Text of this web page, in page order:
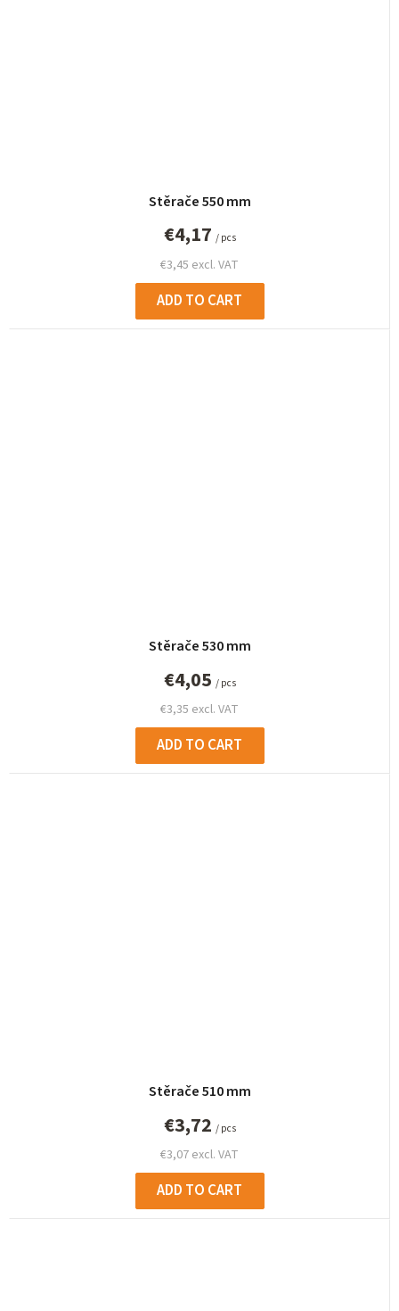
Stěrače 550 mm
€3,45 excl. VAT
€4,17 / pcs
ADD TO CART
Stěrače 530 mm
€3,35 excl. VAT
€4,05 / pcs
ADD TO CART
Stěrače 510 mm
€3,07 excl. VAT
€3,72 / pcs
ADD TO CART